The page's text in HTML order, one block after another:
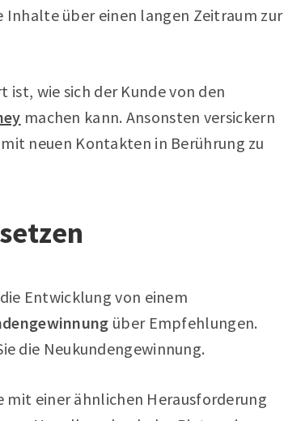
über einen langen Zeitraum zur
wie sich der Kunde von den
machen kann. Ansonsten versickern
neuen Kontakten in Berührung zu
Entwicklung von einem
über Empfehlungen.
die Neukundengewinnung.
mit einer ähnlichen Herausforderung